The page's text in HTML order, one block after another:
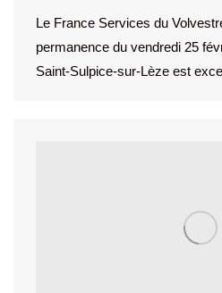
Le France Services du
permanence du vendredi 25
Saint-Sulpice-sur-Lèze est